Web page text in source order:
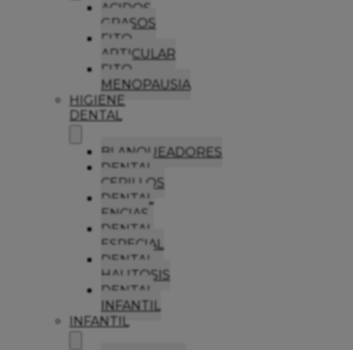
ACIDOS
GRASOS
FITO
ARTICULAR
FITO
MENOPAUSIA
HIGIENE
DENTAL
BLANQUEADORES
DENTAL
CEPILLOS
DENTAL
ENCIAS
DENTAL
ESPECIAL
DENTAL
HALITOSIS
DENTAL
INFANTIL
INFANTIL